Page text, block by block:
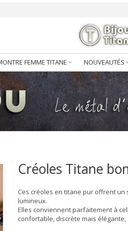
FEMME TITANE NOUVEAUTÉS
Créoles Titane
Ces créoles en titane pur offrent
lumineux.
Elles conviennent parfaitement à
confortable, discrète mais